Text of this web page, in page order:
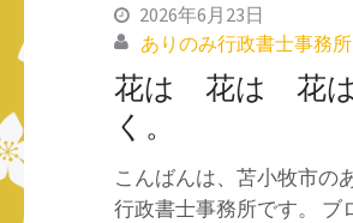
2026年6月23日
ありのみ行政書士事務所
花は 花は 花
く。
こんばんは、苫小牧市の
行政書士事務所です。 ブ